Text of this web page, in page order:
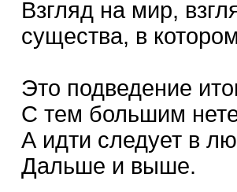
Взгляд на мир,
существа, в
Это подведение
С тем большим
А идти следует в
Дальше и выше.